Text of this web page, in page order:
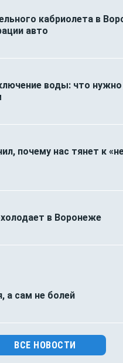
кабриолета в
авто
воды: что нужно
почему нас тянет к
в Воронеже
а сам не болей
ВСЕ НОВОСТИ